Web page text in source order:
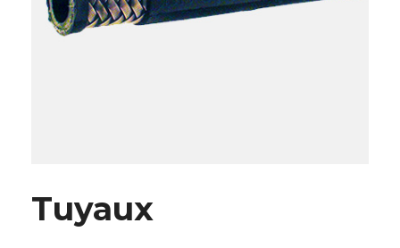
Tuyaux